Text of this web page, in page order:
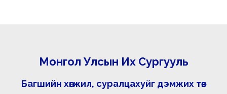
Монгол Улсын Их Сургууль
Багшийн хөгжил, суралцахуйг дэмжих төв